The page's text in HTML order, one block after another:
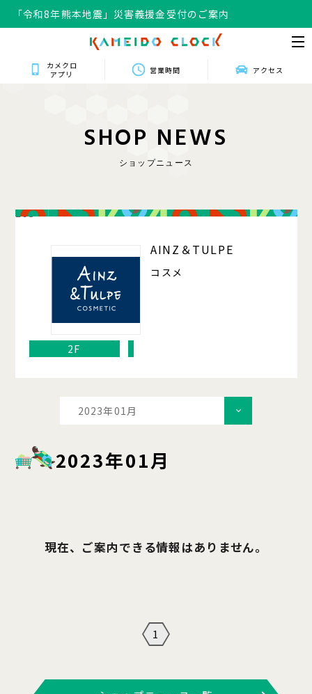
「令和8年熊本地震」災害義援金受付のご案内
カメクロ
アプリ
営業時間 アクセス
SHOP NEWS
ショップニュース
203
AINZ＆TULPE
コスメ
2F
2023年01月
2023年01月
現在、ご案内できる情報はありません。
1